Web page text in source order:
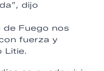
dijo
de Fuego nos
fuerza y
Litie.